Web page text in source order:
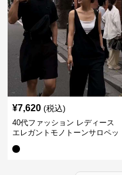
¥7,620 (税込)
40代ファッション レディース
エレガントモノトーンサロペッ
ン